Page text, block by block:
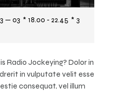
3 — 03 18.00 - 22.45
3
Radio Jockeying? Dolor in
in vulputate velit esse
consequat, vel illum